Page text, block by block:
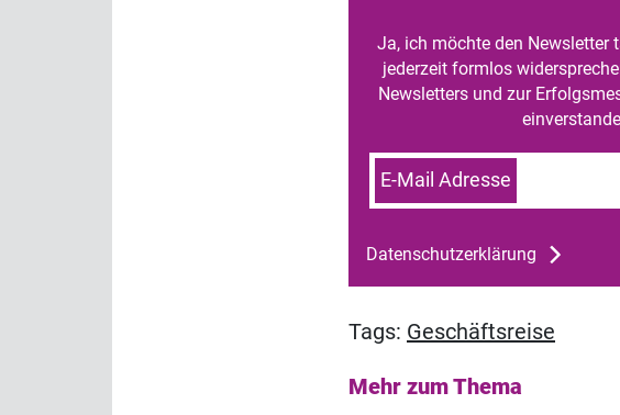
Ja, ich möchte den Newsletter
jederzeit formlos
Newsletters und zur
E-Mail Adresse
Datenschutzerklärung
Tags: Geschäftsreise
Mehr zum Thema